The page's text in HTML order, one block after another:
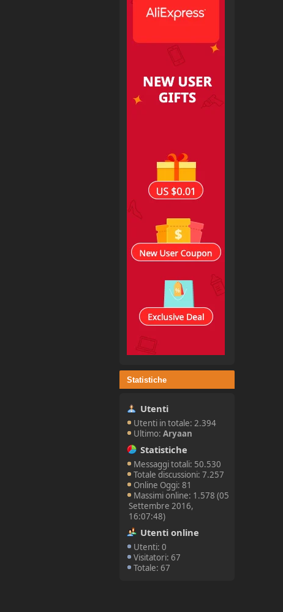
Statistiche
Utenti
Utenti in totale: 2.394
Ultimo:Aryaan
Statistiche
Messaggi totali: 50.530
Totale discussioni: 7.257
Online Oggi: 81
Massimi online: 1.578 (05
Settembre 2016,
16:07:48)
Utenti online
Utenti: 0
Visitatori: 67
Totale: 67